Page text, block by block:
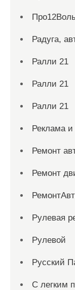
Радуга,
Ралли 21
Ралли 21
Ралли 21
Реклама и
Ремонт
Ремонт
Рулевая
Рулевой
Русский
С легким